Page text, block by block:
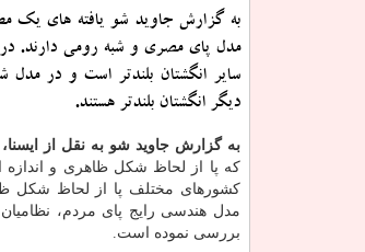
به گزارش جاوید شو یافته های یک
مدل پای مصری و شبه رومی دارند.
سایر انگشتان بلندتر است و در
دیگر انگشتان بلندتر هستند.
به گزارش جاوید شو به نقل از ایسنا،
که پا از لحاظ شکل ظاهری و اندازه
کشورهای مختلف پا از لحاظ شکل
مدل هندسی رایج پای مردم،
بررسی نموده است.